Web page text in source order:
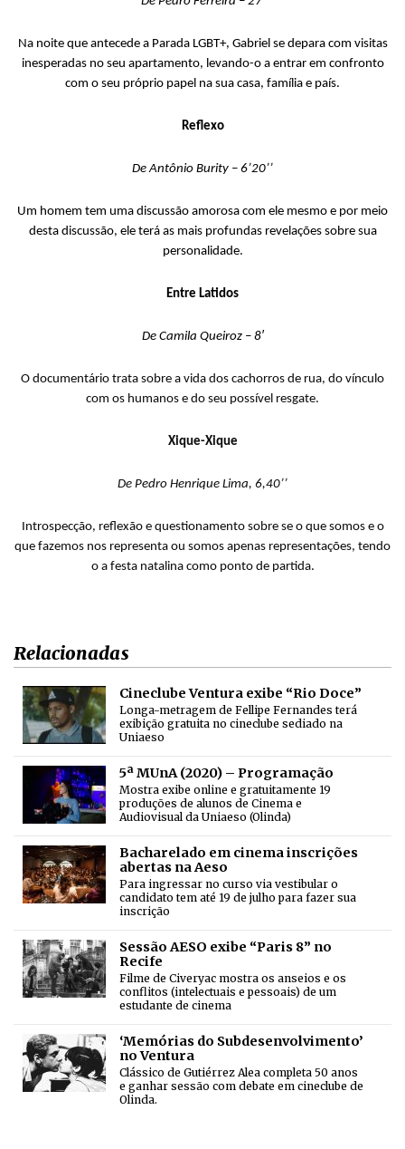
Na noite que antecede a Parada LGBT+, Gabriel se depara com visitas
inesperadas no seu apartamento, levando-o a entrar em confronto
com o seu próprio papel na sua casa, família e país.
Reflexo
De Antônio Burity – 6’20’’
Um homem tem uma discussão amorosa com ele mesmo e por meio
desta discussão, ele terá as mais profundas revelações sobre sua
personalidade.
Entre Latidos
De Camila Queiroz – 8′
O documentário trata sobre a vida dos cachorros de rua, do vínculo
com os humanos e do seu possível resgate.
Xique-Xique
De Pedro Henrique Lima, 6,40’’
Introspecção, reflexão e questionamento sobre se o que somos e o
que fazemos nos representa ou somos apenas representações, tendo
o a festa natalina como ponto de partida.
Relacionadas
Cineclube Ventura exibe “Rio Doce”
Longa-metragem de Fellipe Fernandes terá
exibição gratuita no cineclube sediado na
Uniaeso
5ª MUnA (2020) – Programação
Mostra exibe online e gratuitamente 19
produções de alunos de Cinema e
Audiovisual da Uniaeso (Olinda)
Bacharelado em cinema inscrições
abertas na Aeso
Para ingressar no curso via vestibular o
candidato tem até 19 de julho para fazer sua
inscrição
Sessão AESO exibe “Paris 8” no
Recife
Filme de Civeryac mostra os anseios e os
conflitos (intelectuais e pessoais) de um
estudante de cinema
‘Memórias do Subdesenvolvimento’
no Ventura
Clássico de Gutiérrez Alea completa 50 anos
e ganhar sessão com debate em cineclube de
Olinda.